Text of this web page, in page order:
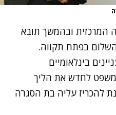
המרכזית ובהמשך תובא
בפתח תקווה.
בינלאומיים
לחדש את הליך
להכריז עליה בת הסגרה